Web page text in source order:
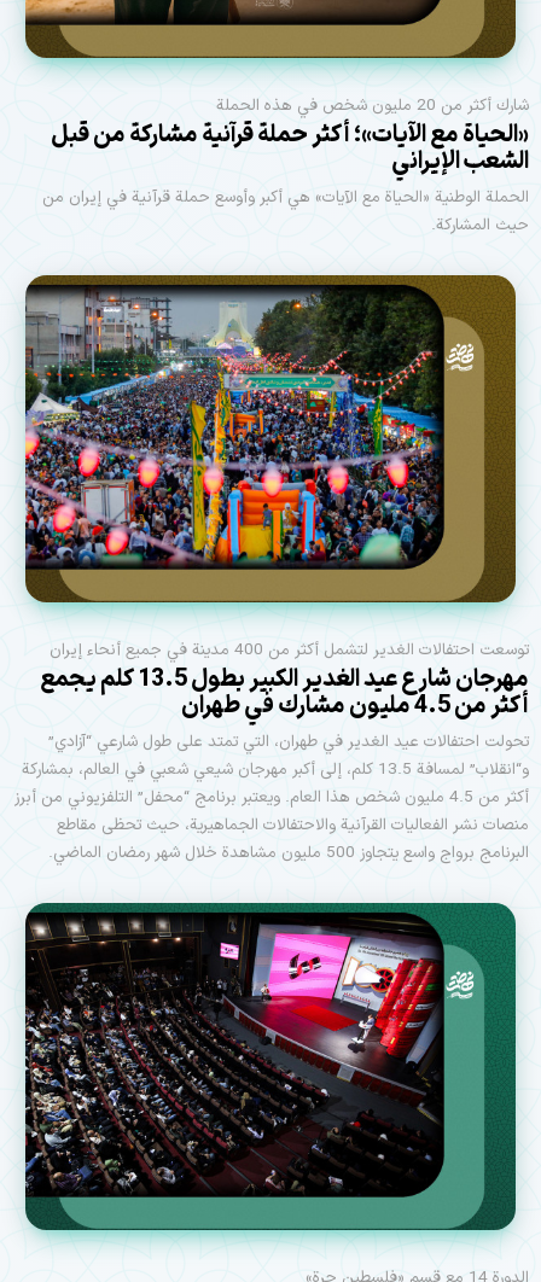
شارك أكثر من 20 مليون شخص في هذه الحملة
«الحياة مع الآيات»؛ أكثر حملة قرآنية مشاركة من قبل
الشعب الإيراني
الحملة الوطنية «الحياة مع الآيات» هي أكبر وأوسع حملة قرآنية في إيران من
حيث المشاركة.
توسعت احتفالات الغدير لتشمل أكثر من 400 مدينة في جميع أنحاء إيران
مهرجان شارع عيد الغدير الكبير بطول 13.5 كلم يجمع
أكثر من 4.5 مليون مشارك في طهران
تحولت احتفالات عيد الغدير في طهران، التي تمتد على طول شارعي “آزادي”
و“انقلاب” لمسافة 13.5 كلم، إلى أكبر مهرجان شيعي شعبي في العالم، بمشاركة
أكثر من 4.5 مليون شخص هذا العام. ويعتبر برنامج “محفل” التلفزيوني من أبرز
منصات نشر الفعاليات القرآنية والاحتفالات الجماهيرية، حيث تحظى مقاطع
البرنامج برواج واسع يتجاوز 500 مليون مشاهدة خلال شهر رمضان الماضي.